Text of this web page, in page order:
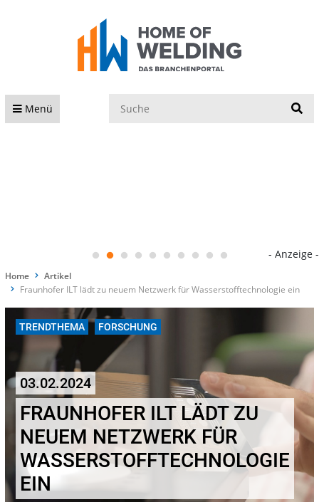
Menü
- Anzeige -
Home
Artikel
Fraunhofer ILT lädt zu neuem Netzwerk für Wasserstofftechnologie ein
TRENDTHEMA FORSCHUNG
03.02.2024
FRAUNHOFER ILT LÄDT ZU
NEUEM NETZWERK FÜR
WASSERSTOFFTECHNOLOGIE
EIN